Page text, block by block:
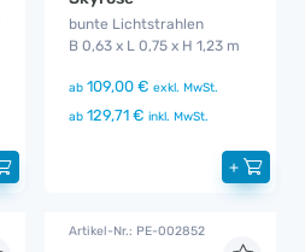
bunte Lichtstrahlen
B 0,63 x L 0,75 x H 1,23 m
ab 109,00 € exkl. MwSt.
ab 129,71 € inkl. MwSt.
+
Artikel-Nr.: PE-002852